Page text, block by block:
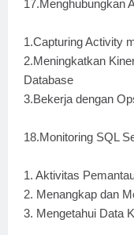
17.Menghubungkan
1.Capturing Activity
2.Meningkatkan
Database
3.Bekerja dengan
18.Monitoring SQL
1. Aktivitas
2. Menangkap dan
3. Mengetahui Data